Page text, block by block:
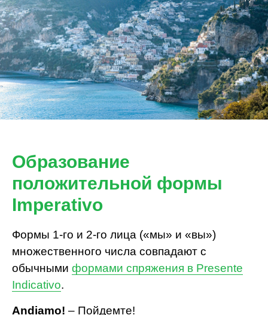
Образование
положительной формы
Imperativo
Формы 1-го и 2-го лица («мы» и «вы»)
множественного числа совпадают с
обычными формами спряжения в Presente
Indicativo.
Andiamo! – Пойдемте!